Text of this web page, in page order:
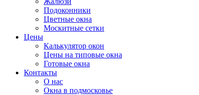
Подоконники
Цветные окна
Москитные сетки
Цены
Калькулятор окон
Цены на типовые окна
Готовые окна
Контакты
О нас
Окна в подмосковье